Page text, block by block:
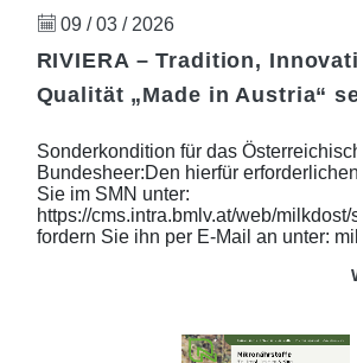
09 / 03 / 2026
RIVIERA – Tradition,
Qualität „Made in Austria“
Sonderkondition für das
Bundesheer:Den hierfür
Sie im SMN unter:
https://cms.intra.bmlv.at/web/
fordern Sie ihn per E-Mail an unter: